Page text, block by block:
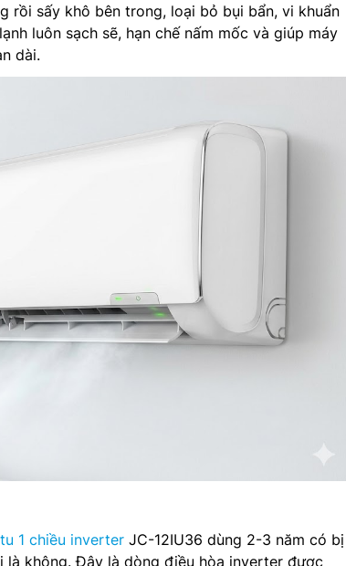
rồi sấy khô bên trong, loại bỏ bụi bẩn, vi khuẩn
luôn sạch sẽ, hạn chế nấm mốc và giúp máy
dài.
1 chiều inverter JC-12IU36 dùng 2-3 năm có bị
không. Đây là dòng điều hòa inverter được